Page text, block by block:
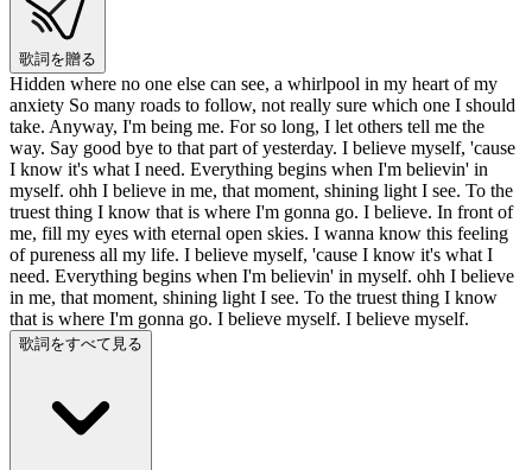
歌詞を贈る
Hidden where no one else can see, a whirlpool in my heart of my
anxiety So many roads to follow, not really sure which one I should
take. Anyway, I'm being me. For so long, I let others tell me the
way. Say good bye to that part of yesterday. I believe myself, 'cause
I know it's what I need. Everything begins when I'm believin' in
myself. ohh I believe in me, that moment, shining light I see. To the
truest thing I know that is where I'm gonna go. I believe. In front of
me, fill my eyes with eternal open skies. I wanna know this feeling
of pureness all my life. I believe myself, 'cause I know it's what I
need. Everything begins when I'm believin' in myself. ohh I believe
in me, that moment, shining light I see. To the truest thing I know
that is where I'm gonna go. I believe myself. I believe myself.
歌詞をすべて見る